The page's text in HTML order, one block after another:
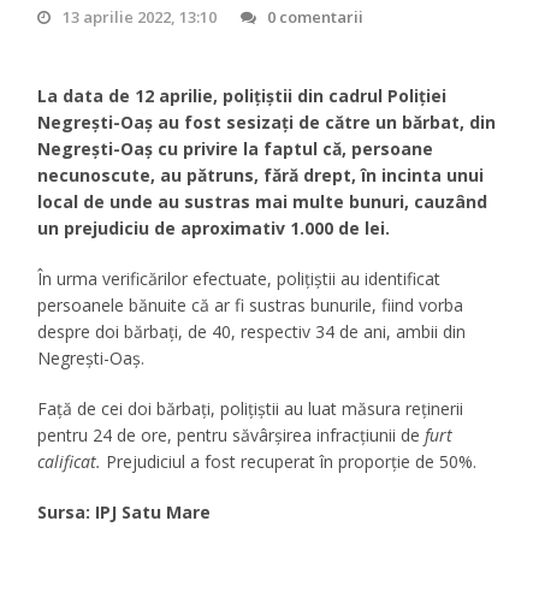
13 aprilie 2022, 13:10 0 comentarii
La data de 12 aprilie, polițiștii din cadrul Poliției
Negrești-Oaș au fost sesizați de către un bărbat, din
Negrești-Oaș cu privire la faptul că, persoane
necunoscute, au pătruns, fără drept, în incinta unui
local de unde au sustras mai multe bunuri, cauzând
un prejudiciu de aproximativ 1.000 de lei.
În urma verificărilor efectuate, polițiștii au identificat
persoanele bănuite că ar fi sustras bunurile, fiind vorba
despre doi bărbați, de 40, respectiv 34 de ani, ambii din
Negrești-Oaș.
Față de cei doi bărbați, polițiștii au luat măsura reținerii
pentru 24 de ore, pentru săvârșirea infracțiunii defurt
calificat. Prejudiciul a fost recuperat în proporție de 50%.
Sursa: IPJ Satu Mare